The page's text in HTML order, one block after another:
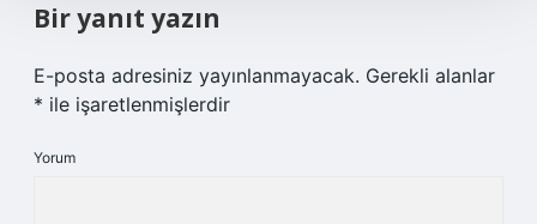
Bir yanıt yazın
E-posta adresiniz yayınlanmayacak. Gerekli alanlar
* ile işaretlenmişlerdir
Yorum